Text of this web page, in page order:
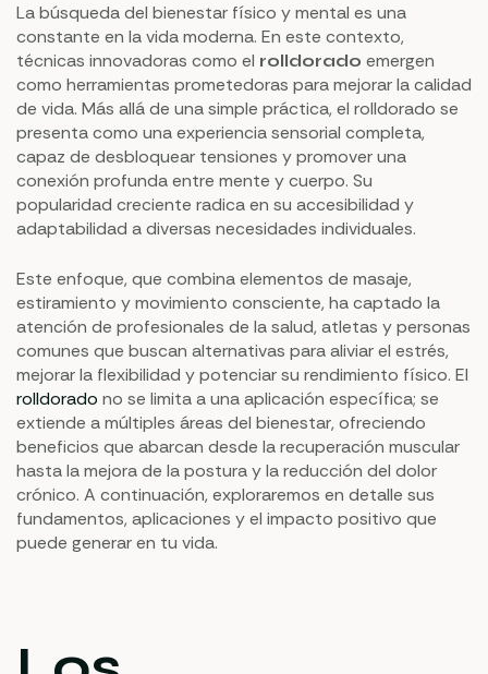
La búsqueda del bienestar físico y mental es una
constante en la vida moderna. En este contexto,
técnicas innovadoras como el rolldorado emergen
como herramientas prometedoras para mejorar la calidad
de vida. Más allá de una simple práctica, el rolldorado se
presenta como una experiencia sensorial completa,
capaz de desbloquear tensiones y promover una
conexión profunda entre mente y cuerpo. Su
popularidad creciente radica en su accesibilidad y
adaptabilidad a diversas necesidades individuales.
Este enfoque, que combina elementos de masaje,
estiramiento y movimiento consciente, ha captado la
atención de profesionales de la salud, atletas y personas
comunes que buscan alternativas para aliviar el estrés,
mejorar la flexibilidad y potenciar su rendimiento físico. El
rolldorado no se limita a una aplicación específica; se
extiende a múltiples áreas del bienestar, ofreciendo
beneficios que abarcan desde la recuperación muscular
hasta la mejora de la postura y la reducción del dolor
crónico. A continuación, exploraremos en detalle sus
fundamentos, aplicaciones y el impacto positivo que
puede generar en tu vida.